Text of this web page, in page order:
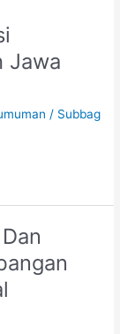
Jawa
/ Subbag